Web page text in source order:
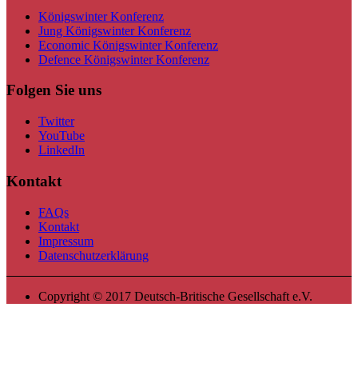
Königswinter Konferenz
Jung Königswinter Konferenz
Economic Königswinter Konferenz
Defence Königswinter Konferenz
Folgen Sie uns
Twitter
YouTube
LinkedIn
Kontakt
FAQs
Kontakt
Impressum
Datenschutzerklärung
Copyright © 2017 Deutsch-Britische Gesellschaft e.V.